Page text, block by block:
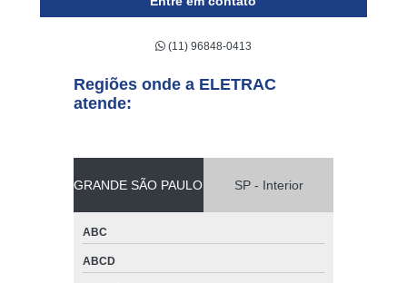
(11) 96848-0413
Regiões onde a ELETRAC
atende:
GRANDE SÃO PAULO SP - Interior
ABC
ABCD